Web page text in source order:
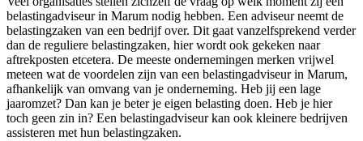
belastingadviseur in Marum nodig hebben. Een adviseur neemt de
belastingzaken van een bedrijf over. Dit gaat vanzelfsprekend verder
dan de reguliere belastingzaken, hier wordt ook gekeken naar
aftrekposten etcetera. De meeste ondernemingen merken vrijwel
meteen wat de voordelen zijn van een belastingadviseur in Marum,
afhankelijk van omvang van je onderneming. Heb jij een lage
jaaromzet? Dan kan je beter je eigen belasting doen. Heb je hier
toch geen zin in? Een belastingadviseur kan ook kleinere bedrijven
assisteren met hun belastingzaken.